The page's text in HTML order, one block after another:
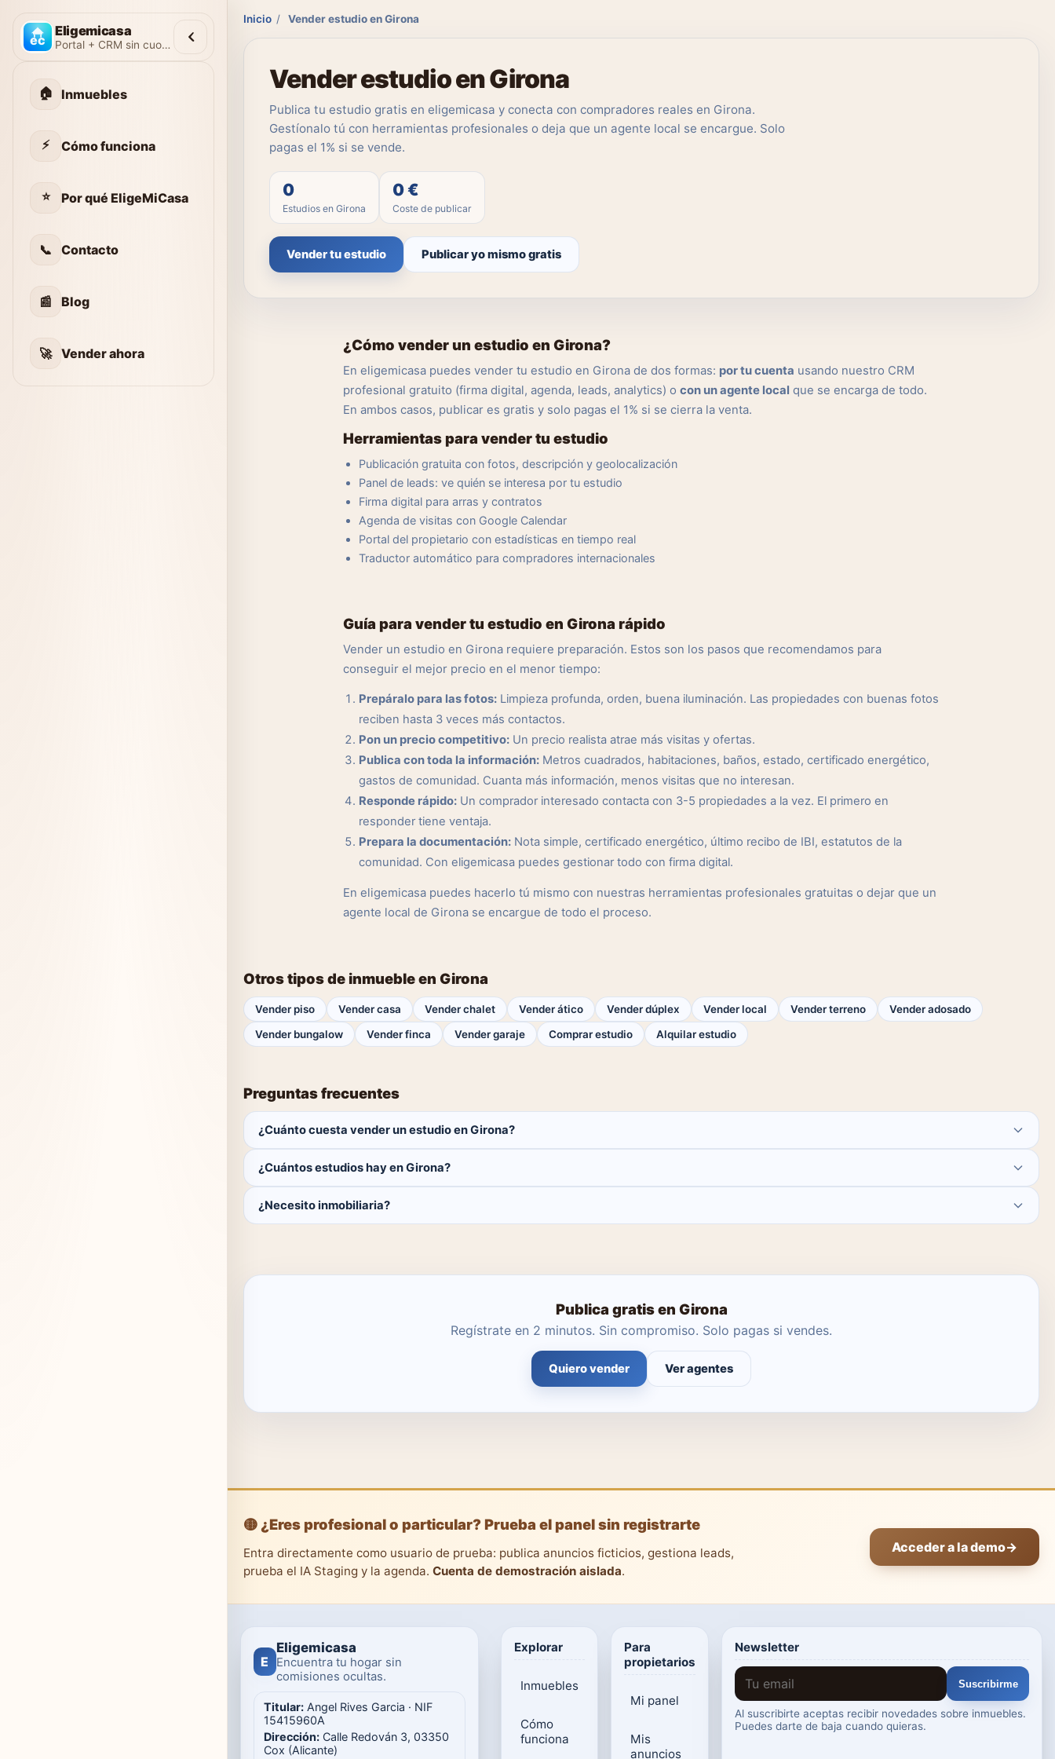
Eligemicasa
Portal + CRM sin cuotas
🏠 Inmuebles
⚡ Cómo funciona
⭐ Por qué EligeMiCasa
📞 Contacto
📰 Blog
🚀 Vender ahora
Inicio / Vender estudio en Girona
Vender estudio en Girona
Publica tu estudio gratis en eligemicasa y conecta con compradores reales en Girona.
Gestíonalo tú con herramientas profesionales o deja que un agente local se encargue. Solo
pagas el 1% si se vende.
0
Estudios en Girona
0 €
Coste de publicar
Vender tu estudio Publicar yo mismo gratis
¿Cómo vender un estudio en Girona?
En eligemicasa puedes vender tu estudio en Girona de dos formas: por tu cuenta usando nuestro CRM
profesional gratuito (firma digital, agenda, leads, analytics) o con un agente local que se encarga de todo.
En ambos casos, publicar es gratis y solo pagas el 1% si se cierra la venta.
Herramientas para vender tu estudio
Publicación gratuita con fotos, descripción y geolocalización
Panel de leads: ve quién se interesa por tu estudio
Firma digital para arras y contratos
Agenda de visitas con Google Calendar
Portal del propietario con estadísticas en tiempo real
Traductor automático para compradores internacionales
Guía para vender tu estudio en Girona rápido
Vender un estudio en Girona requiere preparación. Estos son los pasos que recomendamos para
conseguir el mejor precio en el menor tiempo:
Prepáralo para las fotos: Limpieza profunda, orden, buena iluminación. Las propiedades con buenas fotos
reciben hasta 3 veces más contactos.
Pon un precio competitivo: Un precio realista atrae más visitas y ofertas.
Publica con toda la información: Metros cuadrados, habitaciones, baños, estado, certificado energético,
gastos de comunidad. Cuanta más información, menos visitas que no interesan.
Responde rápido: Un comprador interesado contacta con 3-5 propiedades a la vez. El primero en
responder tiene ventaja.
Prepara la documentación: Nota simple, certificado energético, último recibo de IBI, estatutos de la
comunidad. Con eligemicasa puedes gestionar todo con firma digital.
En eligemicasa puedes hacerlo tú mismo con nuestras herramientas profesionales gratuitas o dejar que un
agente local de Girona se encargue de todo el proceso.
Otros tipos de inmueble en Girona
Vender piso Vender casa Vender chalet Vender ático Vender dúplex Vender local Vender terreno
Vender adosado
Vender bungalow
Vender finca Vender garaje Comprar estudio Alquilar estudio
Preguntas frecuentes
¿Cuánto cuesta vender un estudio en Girona?
¿Cuántos estudios hay en Girona?
¿Necesito inmobiliaria?
Publica gratis en Girona
Regístrate en 2 minutos. Sin compromiso. Solo pagas si vendes.
Quiero vender Ver agentes
🟡 ¿Eres profesional o particular? Prueba el panel sin registrarte
Entra directamente como usuario de prueba: publica anuncios ficticios, gestiona leads,
prueba el IA Staging y la agenda. Cuenta de demostración aislada.
Acceder a la demo→
E
Eligemicasa
Encuentra tu hogar sin
comisiones ocultas.
Titular: Angel Rives Garcia · NIF
15415960A
Dirección: Calle Redován 3, 03350
Cox (Alicante)
Explorar
Inmuebles
Cómo
funciona
Para
propietarios
Mi panel
Mis
anuncios
Newsletter
Suscribirme
Al suscribirte aceptas recibir novedades sobre inmuebles.
Puedes darte de baja cuando quieras.